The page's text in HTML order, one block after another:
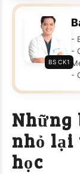
BS CK1
-
-
-
Những
nhỏ lại
học